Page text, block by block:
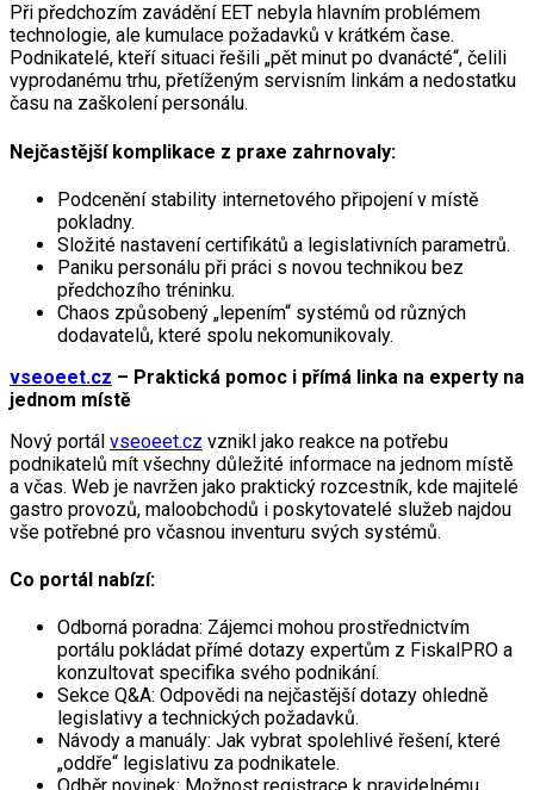
Při předchozím zavádění EET nebyla hlavním problémem
technologie, ale kumulace požadavků v krátkém čase.
Podnikatelé, kteří situaci řešili „pět minut po dvanácté“, čelili
vyprodanému trhu, přetíženým servisním linkám a nedostatku
času na zaškolení personálu.
Nejčastější komplikace z praxe zahrnovaly:
Podcenění stability internetového připojení v místě
pokladny.
Složité nastavení certifikátů a legislativních parametrů.
Paniku personálu při práci s novou technikou bez
předchozího tréninku.
Chaos způsobený „lepením“ systémů od různých
dodavatelů, které spolu nekomunikovaly.
vseoeet.cz – Praktická pomoc i přímá linka na experty na
jednom místě
Nový portál vseoeet.cz vznikl jako reakce na potřebu
podnikatelů mít všechny důležité informace na jednom místě
a včas. Web je navržen jako praktický rozcestník, kde majitelé
gastro provozů, maloobchodů i poskytovatelé služeb najdou
vše potřebné pro včasnou inventuru svých systémů.
Co portál nabízí:
Odborná poradna: Zájemci mohou prostřednictvím
portálu pokládat přímé dotazy expertům z FiskalPRO a
konzultovat specifika svého podnikání.
Sekce Q&A: Odpovědi na nejčastější dotazy ohledně
legislativy a technických požadavků.
Návody a manuály: Jak vybrat spolehlivé řešení, které
„oddře“ legislativu za podnikatele.